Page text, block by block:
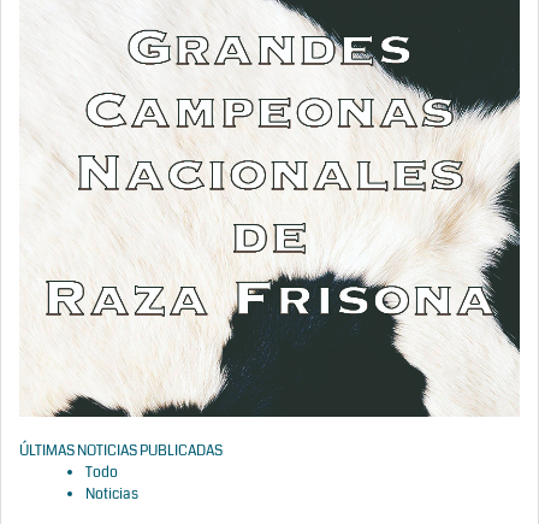
ÚLTIMAS NOTICIAS PUBLICADAS
Todo
Noticias